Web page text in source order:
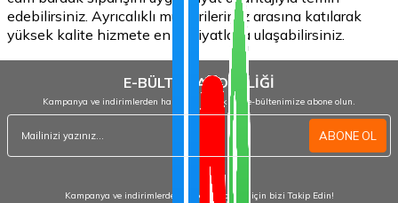
edebilirsiniz. Ayrıcalıklı müşterilerimiz arasına katılarak
yüksek kalite hizmete en iyi fiyatlarla ulaşabilirsiniz.
E-BÜLTEN ABONELİĞİ
Kampanya ve indirimlerden haberdar olmak için e-bültenimize abone olun.
ABONE OL
Kampanya ve indirimlerden haberdar olmak için bizi Takip Edin!